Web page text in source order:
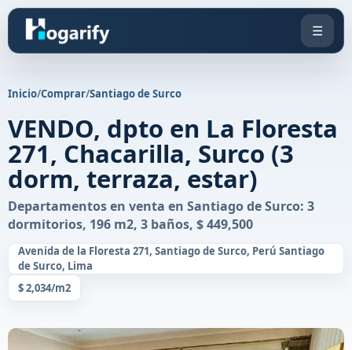
☰
Inicio/Comprar/Santiago de Surco
VENDO, dpto en La Floresta
271, Chacarilla, Surco (3
dorm, terraza, estar)
Departamentos en venta en Santiago de Surco: 3
dormitorios, 196 m2, 3 baños, $ 449,500
Avenida de la Floresta 271, Santiago de Surco, Perú Santiago
de Surco, Lima
$ 2,034/m2